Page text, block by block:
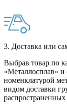
3. Доставка или
Выбрав товар по
«Металлосплав» и
номенклатурой
видом доставки